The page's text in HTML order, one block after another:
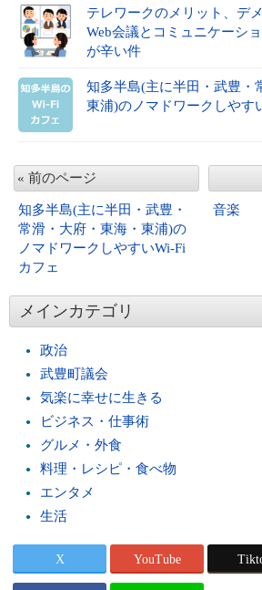
テレワークのメリット、デ
Web会議とコミュニケーシ
が辛い件
知多半島(主に半田・武豊・
東浦)のノマドワークしやす
« 前のページ
知多半島(主に半田・武豊・
常滑・大府・東海・東浦)の
ノマドワークしやすいWi-Fi
カフェ
音楽
メインカテゴリ
政治
武豊町議会
気楽に幸せに生きる
ビジネス・仕事術
グルメ・外食
料理・レシピ・食べ物
エンタメ
生活
X YouTube